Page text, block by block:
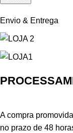
Envio & Entrega
A compra
no prazo de 48